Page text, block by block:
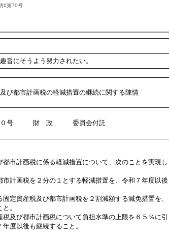
6第70号
旨にそうよう努力されたい。
び都市計画税の軽減措置の継続に関する陳情
０号 財 政 委員会付託
市計画税に係る軽減措置について、次のことを実現し
計画税を２分の１とする軽減措置を、令和７年度以後
定資産税及び都市計画税を２割減額する減免措置を、
。
及び都市計画税について負担水準の上限を６５％に引
度以後も継続すること。